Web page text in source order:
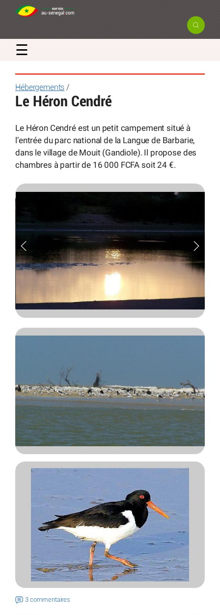
☰
Hébergements /
Le Héron Cendré
Le Héron Cendré est un petit campement situé à
l’entrée du parc national de la Langue de Barbarie,
dans le village de Mouit (Gandiole). Il propose des
chambres à partir de 16 000 FCFA soit 24 €.
3 commentaires